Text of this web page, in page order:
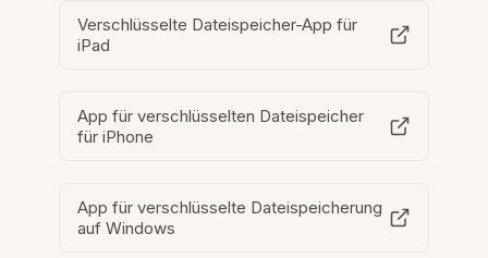
Verschlüsselte Dateispeicher-App für
iPad
App für verschlüsselten Dateispeicher
für iPhone
App für verschlüsselte Dateispeicherung
auf Windows